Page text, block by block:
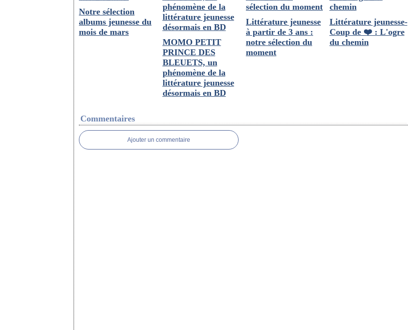
Notre sélection
albums jeunesse du
mois de mars
MOMO PETIT
PRINCE DES
BLEUETS, un
phénomène de la
littérature jeunesse
désormais en BD
Littérature jeunesse
à partir de 3 ans :
notre sélection du
moment
Littérature jeunesse-
Coup de ❤️ : L'ogre
du chemin
Commentaires
Ajouter un commentaire